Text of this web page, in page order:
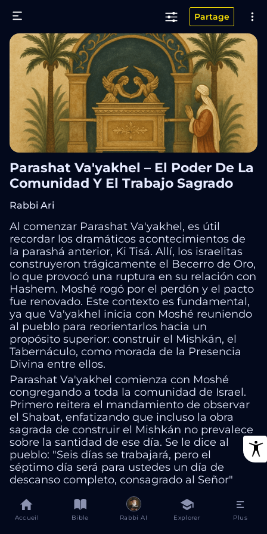
Partage
Parashat Va'yakhel – El Poder De La
Comunidad Y El Trabajo Sagrado
Rabbi Ari
Al comenzar Parashat Va'yakhel, es útil
recordar los dramáticos acontecimientos de
la parashá anterior, Ki Tisá. Allí, los israelitas
construyeron trágicamente el Becerro de Oro,
lo que provocó una ruptura en su relación con
Hashem. Moshé rogó por el perdón y el pacto
fue renovado. Este contexto es fundamental,
ya que Va'yakhel inicia con Moshé reuniendo
al pueblo para reorientarlos hacia un
propósito superior: construir el Mishkán, el
Tabernáculo, como morada de la Presencia
Divina entre ellos.
Parashat Va'yakhel comienza con Moshé
congregando a toda la comunidad de Israel.
Primero reitera el mandamiento de observar
el Shabat, enfatizando que incluso la obra
sagrada de construir el Mishkán no prevalece
sobre la santidad de ese día. Se le dice al
pueblo: "Seis días se trabajará, pero el
séptimo día será para ustedes un día de
descanso completo, consagrado al Señor"
L’Exode 35:2
Accueil Bible Rabbi AI Explorer Plus